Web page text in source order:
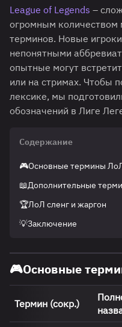
League of Legends –
огромным количеством
терминов. Новые
непонятными
опытные могут
или на стримах. Чтобы
лексике, мы
обозначений в Лиге
Содержание
🎮Основные термины
📖Дополнительные
🏆ЛоЛ сленг и жаргон
💡Заключение
🎮Основные
Термин (сокр.)